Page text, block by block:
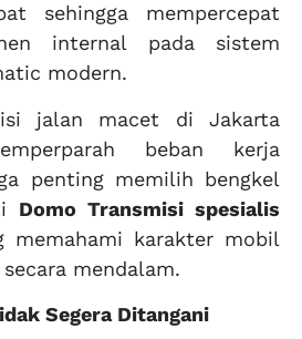
sehingga mempercepat
internal pada sistem
modern.
jalan macet di Jakarta
beban kerja
penting memilih bengkel
Domo Transmisi spesialis
memahami karakter mobil
mendalam.
Segera Ditangani